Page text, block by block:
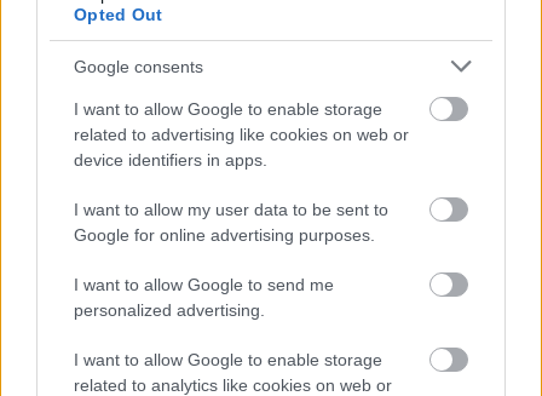
Opted Out
Google consents
I want to allow Google to enable storage
related to advertising like cookies on web or
device identifiers in apps.
I want to allow my user data to be sent to
Google for online advertising purposes.
I want to allow Google to send me
personalized advertising.
I want to allow Google to enable storage
related to analytics like cookies on web or
Οι επόμενες ώρες
28°
2 bf
27°
1 bf 1 bf